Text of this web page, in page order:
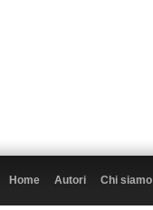
Home Autori Chi siamo